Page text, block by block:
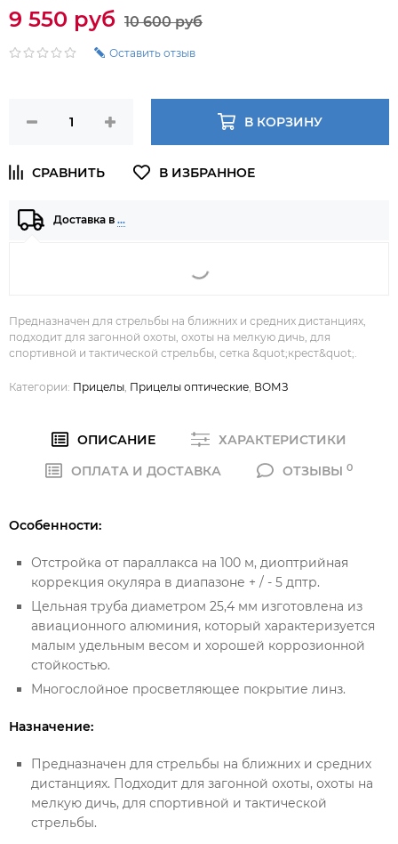
9 550 руб 10 600 руб
Оставить отзыв
В КОРЗИНУ
Доставка в …
Предназначен для стрельбы на ближних и средних дистанциях,
подходит для загонной охоты, охоты на мелкую дичь, для
спортивной и тактической стрельбы, сетка &quot;крест&quot;.
Категории: Прицелы Прицелы оптические ВОМЗ
ОПИСАНИЕ
ХАРАКТЕРИСТИКИ
ОПЛАТА И ДОСТАВКА
ОТЗЫВЫ 0
Особенности:
Отстройка от параллакса на 100 м, диоптрийная
коррекция окуляра в диапазоне + / - 5 дптр.
Цельная труба диаметром 25,4 мм изготовлена из
авиационного алюминия, который характеризуется
малым удельным весом и хорошей коррозионной
стойкостью.
Многослойное просветляющее покрытие линз.
Назначение:
Предназначен для стрельбы на ближних и средних
дистанциях. Подходит для загонной охоты, охоты на
мелкую дичь, для спортивной и тактической
стрельбы.